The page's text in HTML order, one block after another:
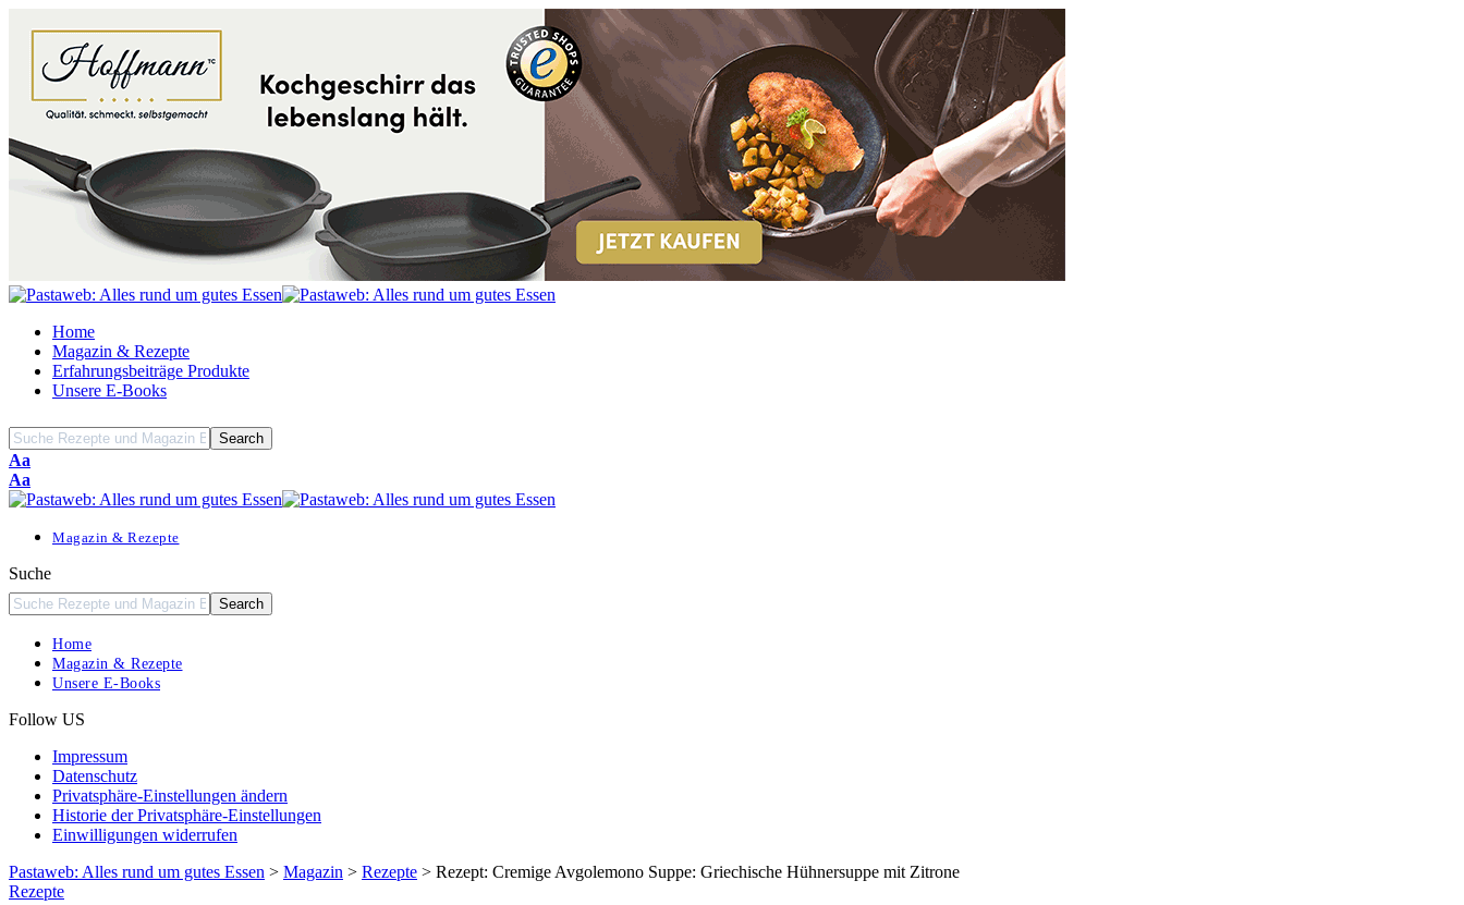
Home
Magazin & Rezepte
Erfahrungsbeiträge Produkte
Unsere E-Books
Font
Resizer
Aa
Font
Resizer
Aa
Magazin & Rezepte
Suche
Home
Magazin & Rezepte
Unsere E-Books
Follow US
Impressum
Datenschutz
Privatsphäre-Einstellungen ändern
Historie der Privatsphäre-Einstellungen
Einwilligungen widerrufen
Pastaweb: Alles rund um gutes Essen > Magazin > Rezepte > Rezept: Cremige Avgolemono Suppe: Griechische Hühnersuppe mit Zitrone
Rezepte